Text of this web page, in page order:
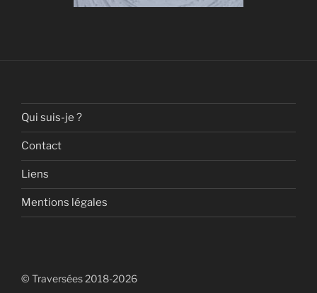
Qui suis-je ?
Contact
Liens
Mentions légales
© Traversées 2018-2026